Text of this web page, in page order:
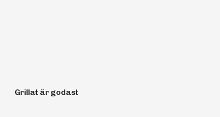
Grillat är godast